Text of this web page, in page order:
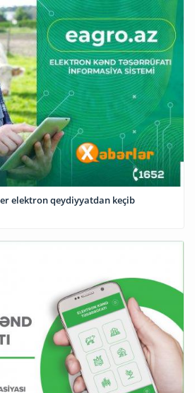
elektron qeydiyyatdan keçib